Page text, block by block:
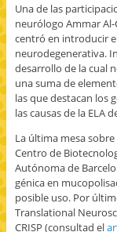
Una de las
neurólogo Ammar Al-
centró en introducir
neurodegenerativa.
desarrollo de la cual
una suma de
las que destacan los
las causas de la ELA
La última mesa
Centro de
Autónoma de
génica en
posible uso. Por
Translational
CRISP (consultad el